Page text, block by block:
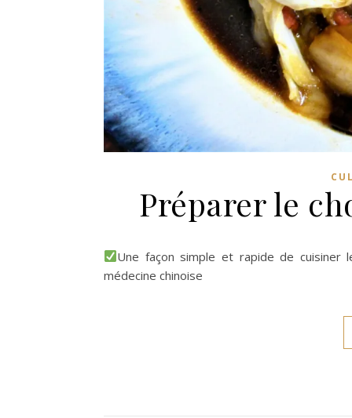
Préparer le
Une façon simple et rapide de cuisiner
médecine chinoise